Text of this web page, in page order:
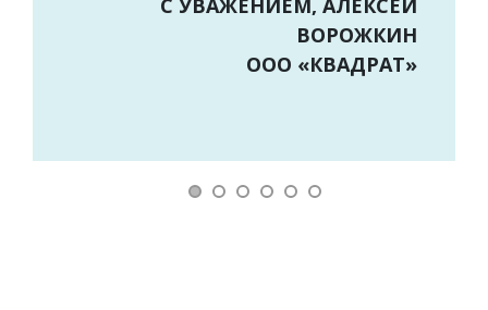
С УВАЖЕНИЕМ, АЛЕКСЕЙ
ВОРОЖКИН
ООО «КВАДРАТ»